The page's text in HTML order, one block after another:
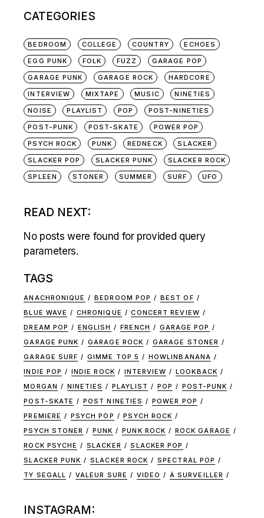
CATEGORIES
BEDROOM COLLEGE COUNTRY
ECHOES
EGG PUNK
FOLK FUZZ
GARAGE POP
GARAGE PUNK
GARAGE ROCK
HARDCORE
INTERVIEW
MIXTAPE MUSIC
NINETIES
NOISE
PLAYLIST POP
POST-NINETIES
POST-PUNK
POST-SKATE
POWER POP
PSYCH ROCK
PUNK REDNECK
SLACKER
SLACKER POP
SLACKER PUNK
SLACKER ROCK
SPLEEN
STONER SUMMER SURF UFO
READ NEXT:
No posts were found for provided query
parameters.
TAGS
ANACHRONIQUE BEDROOM POP
BEST OF
BLUE WAVE
CHRONIQUE
CONCERT REVIEW
DREAM POP
ENGLISH FRENCH
GARAGE POP
GARAGE PUNK
GARAGE ROCK
GARAGE STONER
GARAGE SURF
GIMME TOP 5
HOWLINBANANA
INDIE POP
INDIE ROCK INTERVIEW
LOOKBACK
MORGAN
NINETIES PLAYLIST POP
POST-PUNK
POST-SKATE
POST NINETIES
POWER POP
PREMIERE
PSYCH POP
PSYCH ROCK
PSYCH STONER
PUNK PUNK ROCK
ROCK GARAGE
ROCK PSYCHE
SLACKER
SLACKER POP
SLACKER PUNK
SLACKER ROCK
SPECTRAL POP
TY SEGALL
VALEUR SURE VIDEO À SURVEILLER
INSTAGRAM: